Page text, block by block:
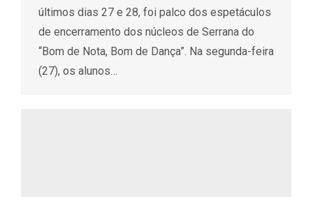
últimos dias 27 e 28, foi palco dos espetáculos
de encerramento dos núcleos de Serrana do
“Bom de Nota, Bom de Dança”. Na segunda-feira
(27), os alunos…